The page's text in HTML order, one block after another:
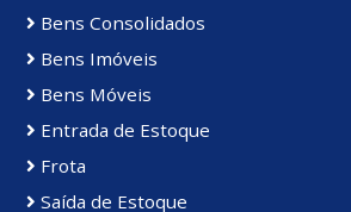
Bens Consolidados
Bens Imóveis
Bens Móveis
Entrada de Estoque
Frota
Saída de Estoque